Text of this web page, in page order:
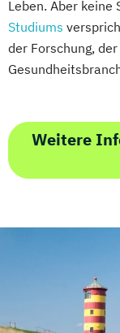
Leben. Aber keine
Studiums
der Forschung,
Weitere